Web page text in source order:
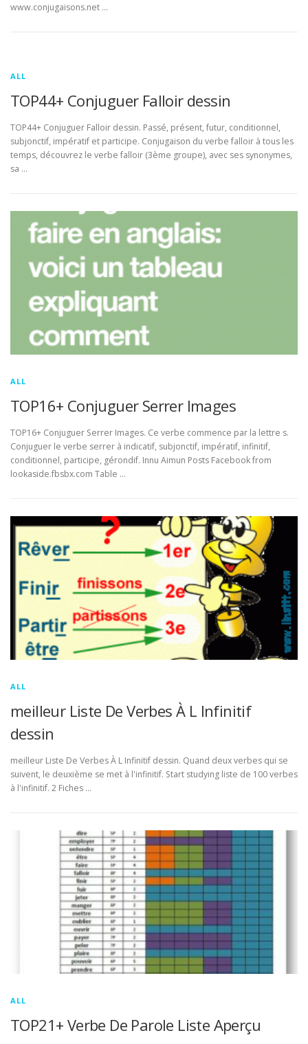
www.conjugaisons.net …
ALL
TOP44+ Conjuguer Falloir dessin
TOP44+ Conjuguer Falloir dessin. Passé, présent, futur, conditionnel,
subjonctif, impératif et participe. Conjugaison du verbe falloir à tous les
temps, découvrez le verbe falloir (3ème groupe), avec ses synonymes,
sa …
ALL
TOP16+ Conjuguer Serrer Images
TOP16+ Conjuguer Serrer Images. Ce verbe commence par la lettre s.
Conjuguer le verbe serrer à indicatif, subjonctif, impératif, infinitif,
conditionnel, participe, gérondif. Innu Aimun Posts Facebook from
lookaside.fbsbx.com Table …
ALL
meilleur Liste De Verbes À L Infinitif
dessin
meilleur Liste De Verbes À L Infinitif dessin. Quand deux verbes qui se
suivent, le deuxième se met à l'infinitif. Start studying liste de 100 verbes
à l'infinitif. 2 Fiches …
ALL
TOP21+ Verbe De Parole Liste Aperçu